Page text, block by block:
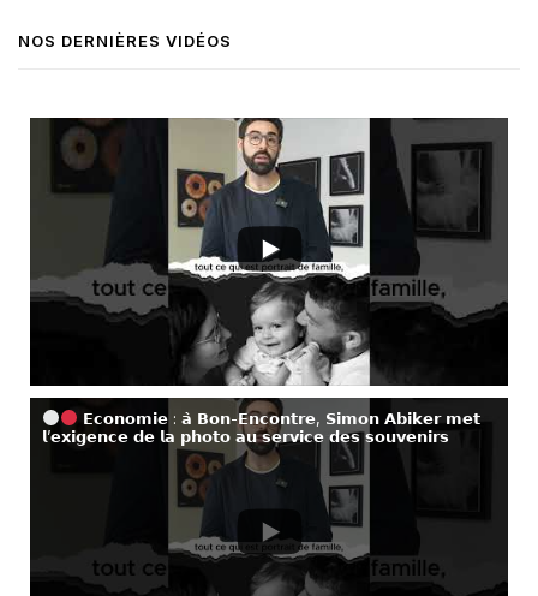
NOS DERNIÈRES VIDÉOS
𝗘𝗰𝗼𝗻𝗼𝗺𝗶𝗲 : 𝗮̀ 𝗕𝗼𝗻-𝗘𝗻𝗰𝗼𝗻𝘁𝗿𝗲, 𝗦𝗶𝗺𝗼𝗻 𝗔𝗯𝗶𝗸𝗲𝗿 𝗺𝗲𝘁
𝗹’𝗲𝘅𝗶𝗴𝗲𝗻𝗰𝗲 𝗱𝗲 𝗹𝗮 𝗽𝗵𝗼𝘁𝗼 𝗮𝘂 𝘀𝗲𝗿𝘃𝗶𝗰𝗲 𝗱𝗲𝘀 𝘀𝗼𝘂𝘃𝗲𝗻𝗶𝗿𝘀